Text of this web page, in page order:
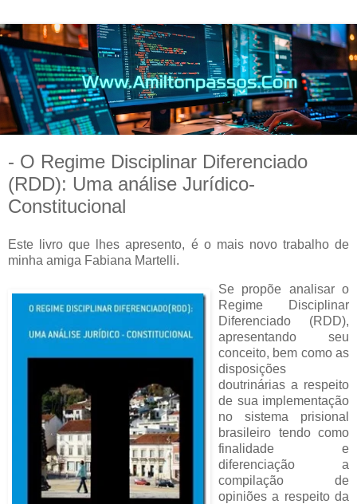
- O Regime Disciplinar Diferenciado
(RDD): Uma análise Jurídico-
Constitucional
Este livro que lhes apresento, é o mais novo trabalho de
minha amiga Fabiana Martelli.
Se propõe analisar o
Regime Disciplinar
Diferenciado (RDD),
apresentando seu
conceito, bem como as
disposições
doutrinárias a respeito
de sua implementação
no sistema prisional
brasileiro tendo como
finalidade e
diferenciação a
compilação de
opiniões a respeito da